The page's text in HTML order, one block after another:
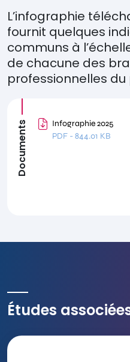
L’infographie
fournit quelques
communs à
de chacune des
professionnelles du
Documents
Infographie 2025
PDF - 844.01 KB
Études